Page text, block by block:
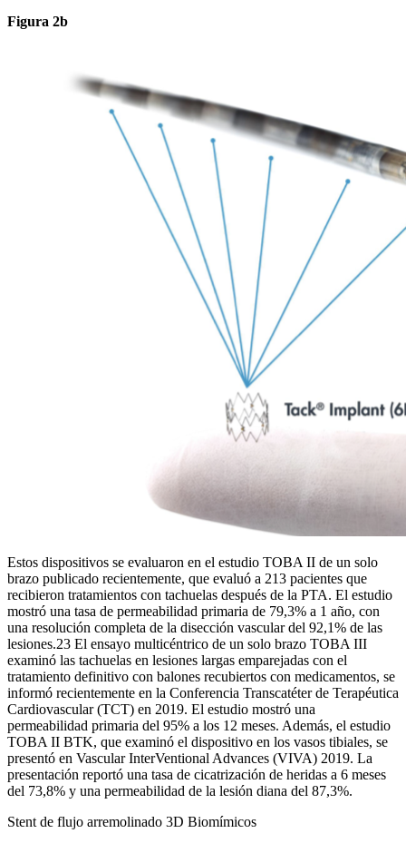
Figura 2b
Estos dispositivos se evaluaron en el estudio TOBA II de un solo
brazo publicado recientemente, que evaluó a 213 pacientes que
recibieron tratamientos con tachuelas después de la PTA. El estudio
mostró una tasa de permeabilidad primaria de 79,3% a 1 año, con
una resolución completa de la disección vascular del 92,1% de las
lesiones.23 El ensayo multicéntrico de un solo brazo TOBA III
examinó las tachuelas en lesiones largas emparejadas con el
tratamiento definitivo con balones recubiertos con medicamentos, se
informó recientemente en la Conferencia Transcatéter de Terapéutica
Cardiovascular (TCT) en 2019. El estudio mostró una
permeabilidad primaria del 95% a los 12 meses. Además, el estudio
TOBA II BTK, que examinó el dispositivo en los vasos tibiales, se
presentó en Vascular InterVentional Advances (VIVA) 2019. La
presentación reportó una tasa de cicatrización de heridas a 6 meses
del 73,8% y una permeabilidad de la lesión diana del 87,3%.
Stent de flujo arremolinado 3D Biomímicos